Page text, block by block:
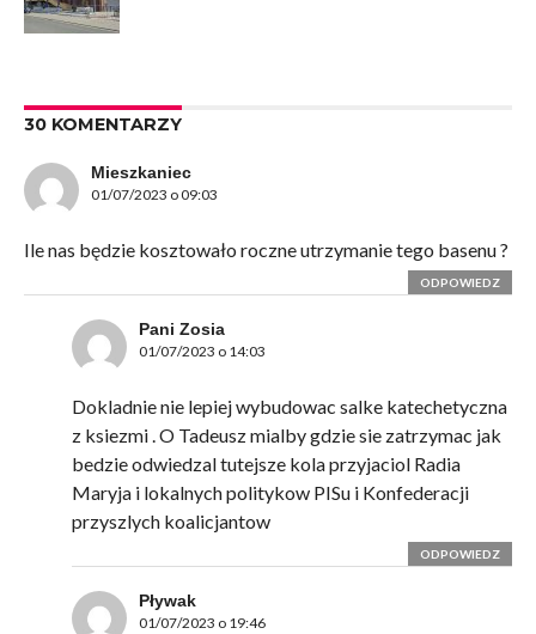
30 KOMENTARZY
Mieszkaniec
01/07/2023 o 09:03
Ile nas będzie kosztowało roczne utrzymanie tego basenu ?
ODPOWIEDZ
Pani Zosia
01/07/2023 o 14:03
Dokladnie nie lepiej wybudowac salke katechetyczna
z ksiezmi . O Tadeusz mialby gdzie sie zatrzymac jak
bedzie odwiedzal tutejsze kola przyjaciol Radia
Maryja i lokalnych politykow PISu i Konfederacji
przyszlych koalicjantow
ODPOWIEDZ
Pływak
01/07/2023 o 19:46